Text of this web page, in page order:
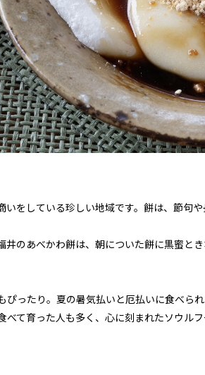
をしている珍しい地域です。餅は、節句
のあべかわ餅は、朝についた餅に黒蜜と
ったり。夏の暑気払いと厄払いに食べら
て育った人も多く、心に刻まれたソウルフ